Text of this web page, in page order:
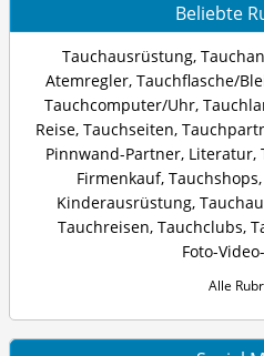
Beliebte
Tauchausrüstung,
Atemregler, Tauchflasche/
Tauchcomputer/Uhr,
Reise, Tauchseiten,
Pinnwand-Partner, Literatur,
Firmenkauf, Tauchshops,
Kinderausrüstung,
Tauchreisen, Tauchclubs,
Foto-
Alle